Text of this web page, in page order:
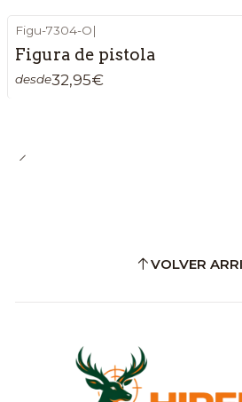
Figu-7304-O|
Figura de pistola
desde32,95€
VOLVER